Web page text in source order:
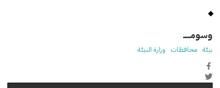
وسومـــــ
بيئة محافظات وزارة البيئة